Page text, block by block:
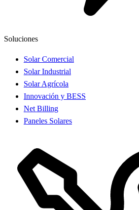
Soluciones
Solar Comercial
Solar Industrial
Solar Agrícola
Innovación y BESS
Net Billing
Paneles Solares